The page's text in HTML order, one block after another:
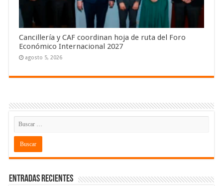
Cancillería y CAF coordinan hoja de ruta del Foro
Económico Internacional 2027
agosto 5, 2026
Entradas recientes